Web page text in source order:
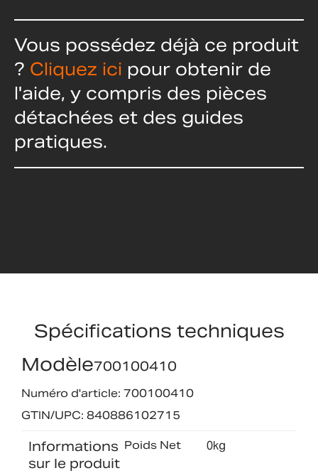
Vous possédez déjà ce produit
? Cliquez ici pour obtenir de
l'aide, y compris des pièces
détachées et des guides
pratiques.
Spécifications techniques
Modèle700100410
Numéro d'article: 700100410
GTIN/UPC: 840886102715
Informations
sur le produit
Poids Net 0kg